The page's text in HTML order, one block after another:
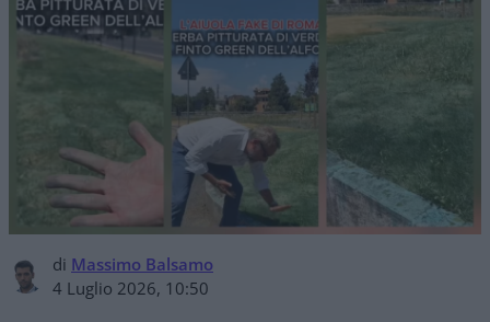
di Massimo Balsamo
4 Luglio 2026, 10:50